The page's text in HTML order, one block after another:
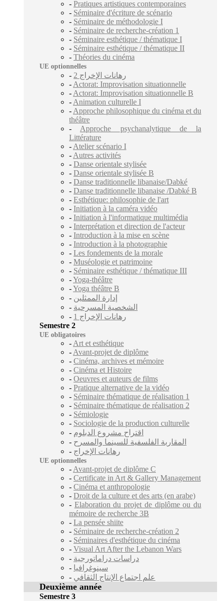
- Pratiques artistiques contemporaines
- Séminaire d'écriture de scénario
- Séminaire de méthodologie I
- Séminaire de recherche-création 1
- Séminaire esthétique / thématique I
- Séminaire esthétique / thématique II
- Théories du cinéma
UE optionnelles
-
2 رهانات الإخراج
- Actorat: Improvisation situationnelle
- Actorat: Improvisation situationnelle B
- Animation culturelle I
- Approche philosophique du cinéma et du
théâtre
- Approche psychanalytique de la
Littérature
- Atelier scénario I
- Autres activités
- Danse orientale stylisée
- Danse orientale stylisée B
- Danse traditionnelle libanaise/Dabké
- Danse traditionnelle libanaise /Dabké B
- Esthétique: philosophie de l'art
- Initiation à la caméra vidéo
- Initiation à l'informatique multimédia
- Interprétation et direction de l'acteur
- Introduction à la mise en scène
- Introduction à la photographie
- Les fondements de la morale
- Muséologie et patrimoine
- Séminaire esthétique / thématique III
-Yoga-théâtre
-Yoga théâtre B
- إدارة الممثلين
- الشخصية المسرحية
-
رهانات الإخراج 1
Semestre 2
UE obligatoires
- Art et esthétique
- Avant-projet de diplôme
- Cinéma, archives et mémoire
- Cinéma et Histoire
- Oeuvres et auteurs de films
- Pratique alternative de la vidéo
- Séminaire thématique de réalisation 1
- Séminaire thématique de réalisation 2
- Sémiologie
- Sociologie de la production culturelle
- اقتراح مشروع الدبلوم
- المقاربة الفلسفية للسينما والمسرح
- رهانات الإخراج
UE optionnelles
- Avant-projet de diplôme C
- Certificate in Art & Gallery Management
- Cinéma et anthropologie
- Droit de la culture et des arts (en arabe)
- Elaboration du projet de diplôme ou du
mémoire de recherche 3B
- La pensée shiite
- Séminaire de recherche-création 2
- Séminaires d'esthétique du cinéma
- Visual Art After the Lebanon Wars
- دراسات دراماتورجية
- سينوغرافيا
- علم اجتماع الإنتاج الثقافي
Deuxième année
Semestre 3